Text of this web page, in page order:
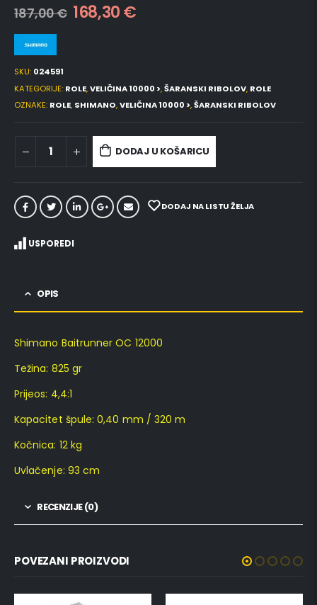
187,00€ 168,30€
SKU: 024591
KATEGORIJE: ROLE,VELIČINA 10000 >,ŠARANSKI RIBOLOV, ROLE
OZNAKE: ROLE, SHIMANO,VELIČINA 10000 >,ŠARANSKI RIBOLOV
DODAJ U KOŠARICU
DODAJ NA LISTU ŽELJA
USPOREDI
OPIS
Shimano Baitrunner OC 12000
Težina: 825 gr
Prijeos: 4,4:1
Kapacitet špule: 0,40 mm / 320 m
Kočnica: 12 kg
Uvlačenje: 93 cm
RECENZIJE (0)
POVEZANI PROIZVODI